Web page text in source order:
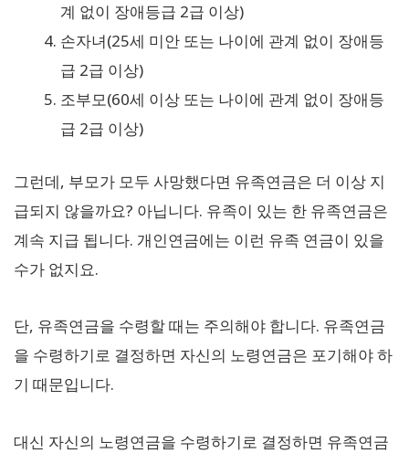
계 없이 장애등급 2급 이상)
손자녀(25세 미안 또는 나이에 관계 없이 장애등
급 2급 이상)
조부모(60세 이상 또는 나이에 관계 없이 장애등
급 2급 이상)
그런데, 부모가 모두 사망했다면 유족연금은 더 이상 지
급되지 않을까요? 아닙니다. 유족이 있는 한 유족연금은
계속 지급 됩니다. 개인연금에는 이런 유족 연금이 있을
수가 없지요.
단, 유족연금을 수령할 때는 주의해야 합니다. 유족연금
을 수령하기로 결정하면 자신의 노령연금은 포기해야 하
기 때문입니다.
대신 자신의 노령연금을 수령하기로 결정하면 유족연금